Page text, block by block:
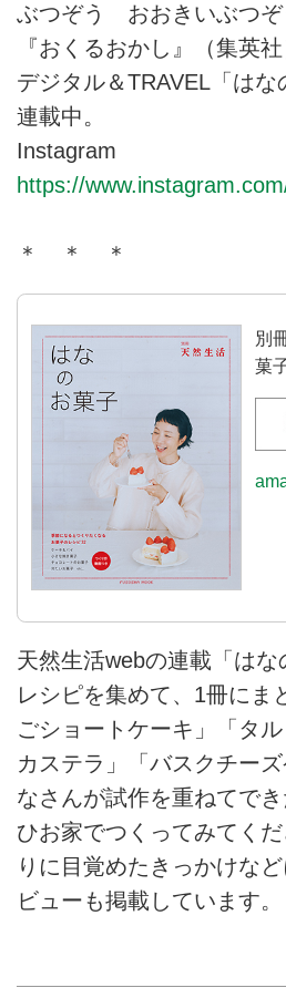
ぶつぞう おおきいぶつぞ
『おくるおかし』（集英
デジタル＆TRAVEL「はな
連載中。
Instagram
https://
＊ ＊ ＊
別
菓
天然生活webの連載「は
レシピを集めて、1冊にま
ごショートケーキ」「タ
カステラ」「バスクチー
なさんが試作を重ねてで
ひお家でつくってみてく
りに目覚めたきっかけな
ビューも掲載しています。